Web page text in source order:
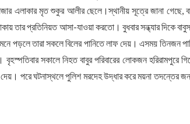
এলাকার মৃত শুকুর আলীর ছেলে।স্থানীয় সূত্রে জানা গেছে,
তার প্রতিনিয়ত আসা-যাওয়া করতো। বুধবার সন্ধ্যার দিকে
পড়লে তারা সকলে বিলের পানিতে লাফ দেয়। এসময় তিনজন
সকালে নিহত বাবুর পরিবারের লোকজন হরিরামপুরে
দেয়। পরে ঘটনাস্থলে পুলিশ মরদেহ উদ্ধার করে ময়না তদন্তের